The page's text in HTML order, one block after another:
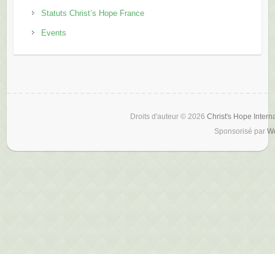
Statuts Christ’s Hope France
Events
Droits d'auteur © 2026 Christ's Hope
Sponsorisé par